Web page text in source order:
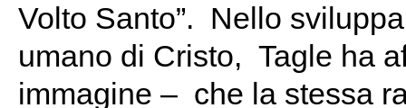
Volto Santo”. Nello
umano di Cristo, Tagle ha
immagine – che la stessa